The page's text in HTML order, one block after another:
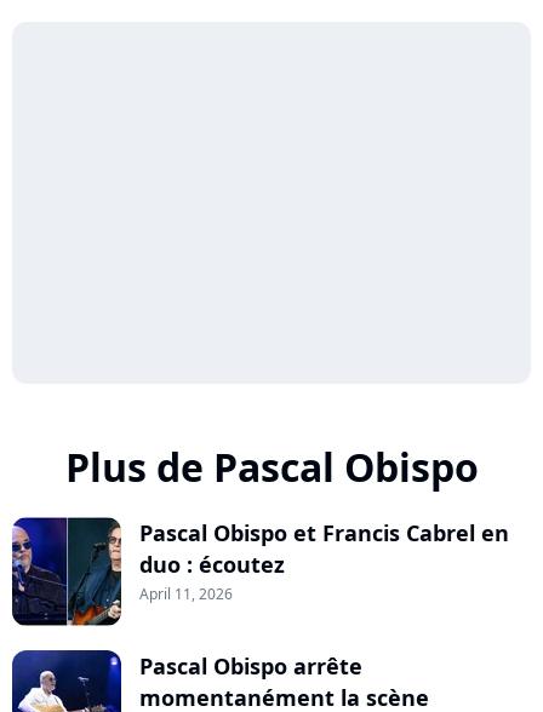
Plus de Pascal Obispo
Pascal Obispo et Francis Cabrel en
duo : écoutez
April 11, 2026
Pascal Obispo arrête
momentanément la scène